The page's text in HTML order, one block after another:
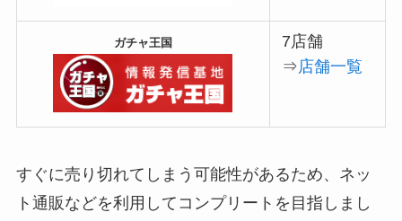
ガチャ王国
7店舗
⇒店舗一覧
すぐに売り切れてしまう可能性があるため、ネッ
ト通販などを利用してコンプリートを目指しまし